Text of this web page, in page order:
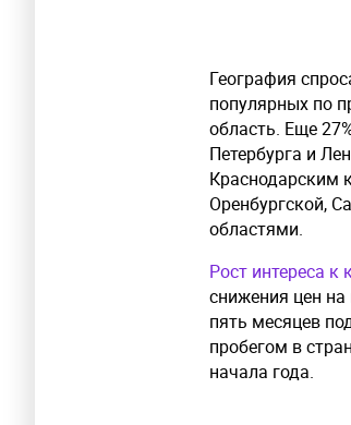
География
популярных по
область. Еще
Петербурга и
Краснодарским
Оренбургской,
областями.
Рост интереса
снижения цен
пять месяцев
пробегом в
начала года.